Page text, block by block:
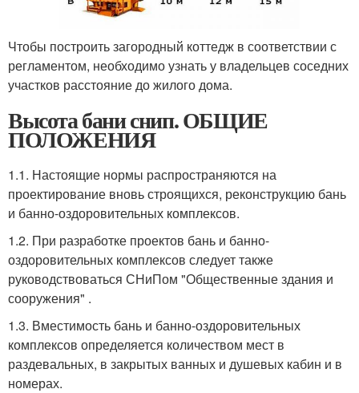
Чтобы построить загородный коттедж в соответствии с
регламентом, необходимо узнать у владельцев соседних
участков расстояние до жилого дома.
Высота бани снип. ОБЩИЕ
ПОЛОЖЕНИЯ
1.1. Настоящие нормы распространяются на
проектирование вновь строящихся, реконструкцию бань
и банно-оздоровительных комплексов.
1.2. При разработке проектов бань и банно-
оздоровительных комплексов следует также
руководствоваться СНиПом "Общественные здания и
сооружения" .
1.3. Вместимость бань и банно-оздоровительных
комплексов определяется количеством мест в
раздевальных, в закрытых ванных и душевых кабин и в
номерах.